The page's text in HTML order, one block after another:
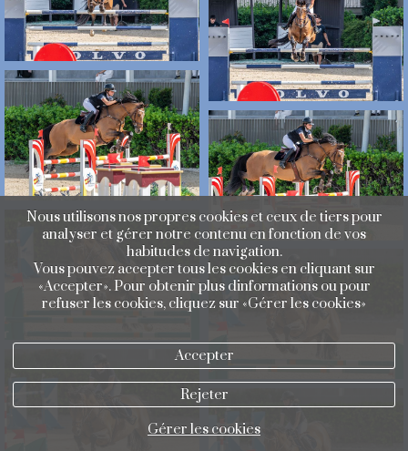
Nous utilisons nos propres cookies et ceux de tiers pour
analyser et gérer notre contenu en fonction de vos
habitudes de navigation.
Vous pouvez accepter tous les cookies en cliquant sur
«Accepter». Pour obtenir plus dinformations ou pour
refuser les cookies, cliquez sur «Gérer les cookies»
Accepter
Rejeter
Gérer les cookies